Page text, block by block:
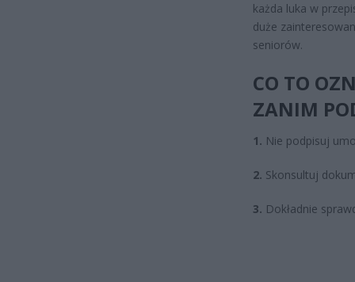
każda luka w
duże
seniorów.
CO TO
ZANIM
1. Nie podpisuj
2. Skonsultuj
3. Dokładnie